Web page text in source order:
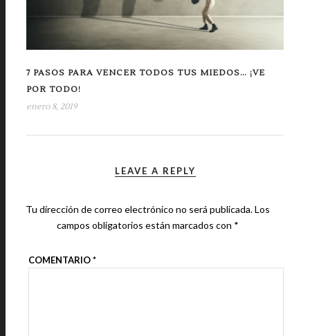
7 PASOS PARA VENCER TODOS TUS MIEDOS… ¡VE
POR TODO!
enero 8, 2019
LEAVE A REPLY
Tu dirección de correo electrónico no será publicada.Los
campos obligatorios están marcados con *
COMENTARIO*